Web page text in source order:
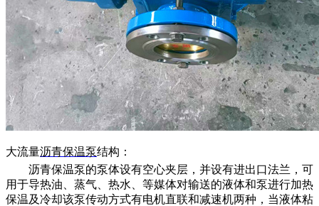
大流量沥青保温泵结构：
沥青保温泵的泵体设有空心夹层，并设有进出口法兰，可
用于导热油、蒸气、热水、等媒体对输送的液体和泵进行加热
保温及冷却该泵传动方式有电机直联和减速机两种，当液体粘